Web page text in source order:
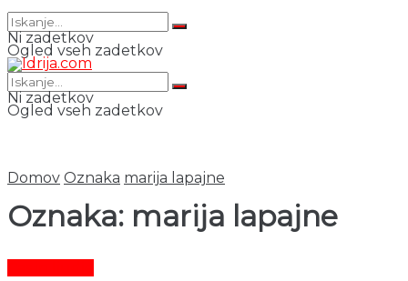
Ni zadetkov
Ogled vseh zadetkov
Ni zadetkov
Ogled vseh zadetkov
Domov Oznaka marija lapajne
Oznaka: marija lapajne